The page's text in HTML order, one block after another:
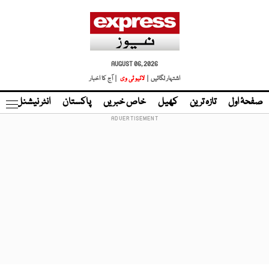
AUGUST 06, 2026
اشتہار لگائیں |
لائیو ٹی وی | آج کا اخبار
صفحۂ اول تازہ ترین کھیل خاص خبریں پاکستان انٹر نیشنل